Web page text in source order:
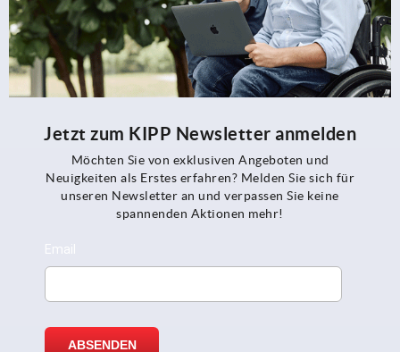
Jetzt zum KIPP Newsletter anmelden
Möchten Sie von exklusiven Angeboten und
Neuigkeiten als Erstes erfahren? Melden Sie sich für
unseren Newsletter an und verpassen Sie keine
spannenden Aktionen mehr!